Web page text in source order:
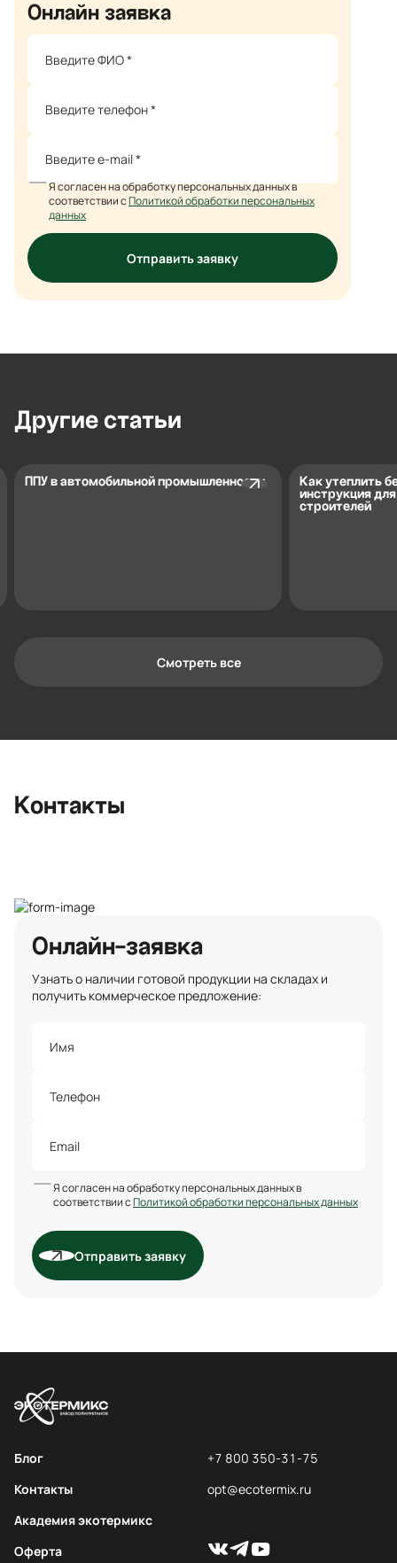
Онлайн заявка
Я согласен на обработку персональных данных в
соответствии сПолитикой обработки персональных
данных
Отправить заявку
Другие статьи
ППУ в автомобильной промышленности
Как утеплить
инструкция
строителей
Смотреть все
Контактыopt@ecotermix.ru
Онлайн-заявка
Узнать о наличии готовой продукции на складах и
получить коммерческое предложение:
Я согласен на обработку персональных данных в
соответствии сПолитикой обработки персональных данных
Отправить заявку
Блог
Контакты
Академия экотермикс
Оферта
+7 800 350-31-75
opt@ecotermix.ru